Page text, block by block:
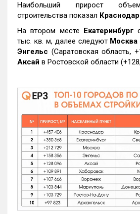
Наибольший прирост
строительства показал Краснодар
На втором месте Екатеринбург
тыс. кв. м, далее следуют Москва
Энгельс (Саратовская область,
Аксай в Ростовской области